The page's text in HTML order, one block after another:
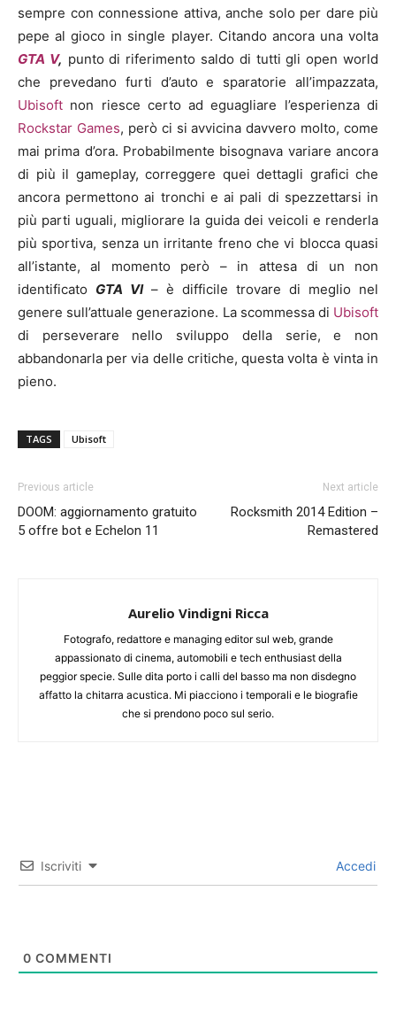
sempre con connessione attiva, anche solo per dare più
pepe al gioco in single player. Citando ancora una volta
GTA V, punto di riferimento saldo di tutti gli open world
che prevedano furti d’auto e sparatorie all’impazzata,
Ubisoft non riesce certo ad eguagliare l’esperienza di
Rockstar Games, però ci si avvicina davvero molto, come
mai prima d’ora. Probabilmente bisognava variare ancora
di più il gameplay, correggere quei dettagli grafici che
ancora permettono ai tronchi e ai pali di spezzettarsi in
più parti uguali, migliorare la guida dei veicoli e renderla
più sportiva, senza un irritante freno che vi blocca quasi
all’istante, al momento però – in attesa di un non
identificato GTA VI– è difficile trovare di meglio nel
genere sull’attuale generazione. La scommessa di Ubisoft
di perseverare nello sviluppo della serie, e non
abbandonarla per via delle critiche, questa volta è vinta in
pieno.
TAGS Ubisoft
Previous article
DOOM: aggiornamento gratuito
5 offre bot e Echelon 11
Next article
Rocksmith 2014 Edition –
Remastered
Aurelio Vindigni Ricca
Fotografo, redattore e managing editor sul web, grande
appassionato di cinema, automobili e tech enthusiast della
peggior specie. Sulle dita porto i calli del basso ma non disdegno
affatto la chitarra acustica. Mi piacciono i temporali e le biografie
che si prendono poco sul serio.
Iscriviti Accedi
0 COMMENTI